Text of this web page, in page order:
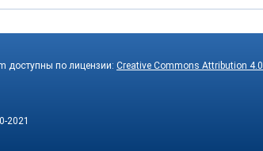
доступны по лицензии: Creative Commons Attribution 4.0
2021